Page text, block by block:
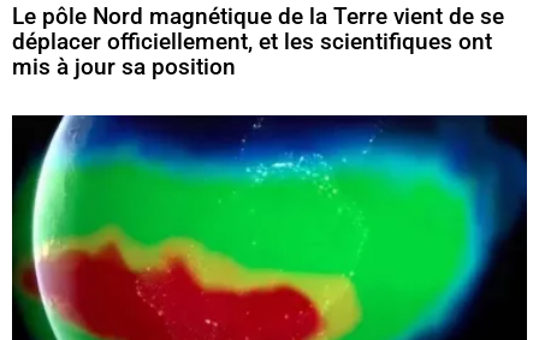
Le pôle Nord magnétique de la Terre vient de se
déplacer officiellement, et les scientifiques ont
mis à jour sa position